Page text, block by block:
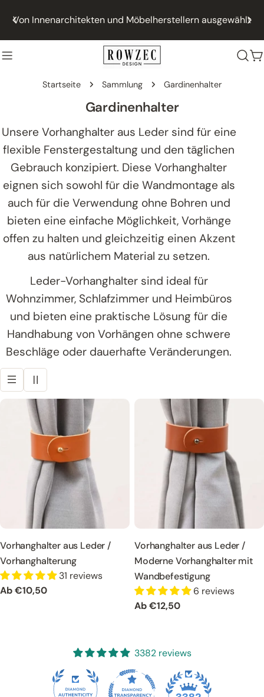
Inhalt
springen
Von Innenarchitekten und Möbelherstellern ausgewählt
Startseite Sammlung Gardinenhalter
S
a
m
m
u
n
g
:
Gardinenhalter
Unsere Vorhanghalter aus Leder sind für eine
flexible Fenstergestaltung und den täglichen
Gebrauch konzipiert. Diese Vorhanghalter
eignen sich sowohl für die Wandmontage als
auch für die Verwendung ohne Bohren und
bieten eine einfache Möglichkeit, Vorhänge
offen zu halten und gleichzeitig einen Akzent
aus natürlichem Material zu setzen.
Leder-Vorhanghalter sind ideal für
Wohnzimmer, Schlafzimmer und Heimbüros
und bieten eine praktische Lösung für die
Handhabung von Vorhängen ohne schwere
Beschläge oder dauerhafte Veränderungen.
Vorhanghalter aus Leder /
Vorhanghalterung
31 reviews
Regulärer
Ab €10,50
Vorhanghalter aus Leder /
Moderne Vorhanghalter mit
Wandbefestigung
6 reviews
Regulärer
Ab €12,50
3382 reviews